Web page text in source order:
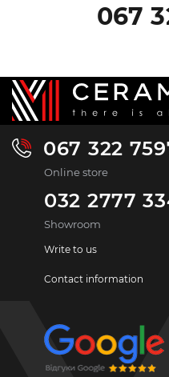
067
067 322
Online store
032 2777
Showroom
Write to us
Contact information